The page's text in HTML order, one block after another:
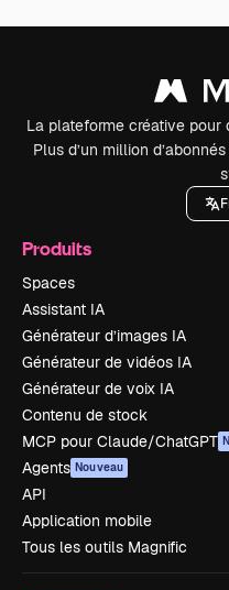
La plateforme créative
Plus d’un million
Produits
Spaces
Assistant IA
Générateur d’images IA
Générateur de vidéos IA
Générateur de voix IA
Contenu de stock
MCP pour Claude/ChatGPT
Agents Nouveau
API
Application mobile
Tous les outils Magnific